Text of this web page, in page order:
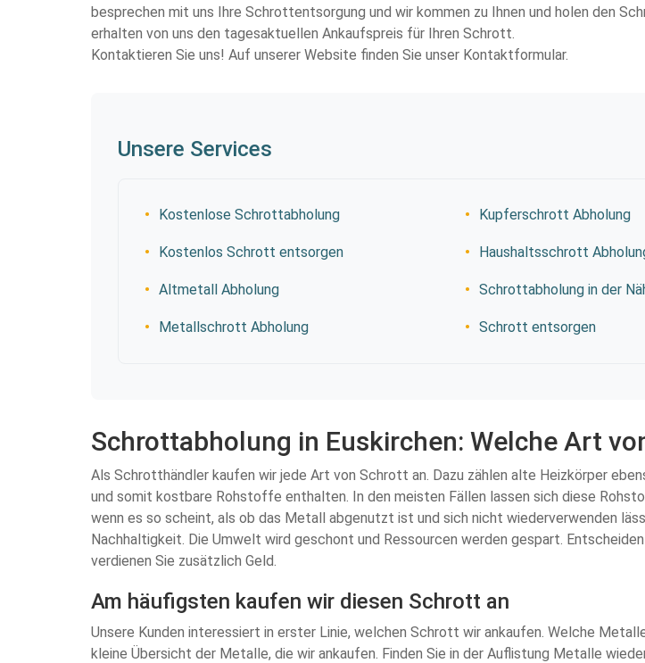
besprechen mit uns Ihre Schrottentsorgung und wir kommen zu Ihnen und holen den
erhalten von uns den tagesaktuellen Ankaufspreis für Ihren Schrott.
Kontaktieren Sie uns! Auf unserer Website finden Sie unser Kontaktformular.
Unsere Services
Kostenlose Schrottabholung
Kostenlos Schrott entsorgen
Altmetall Abholung
Metallschrott Abholung
Kupferschrott Abholung
Haushaltsschrott
Schrottabholung in der
Schrott entsorgen
Schrottabholung in Euskirchen: Welche Art
Als Schrotthändler kaufen wir jede Art von Schrott an. Dazu zählen alte Heizkörper
und somit kostbare Rohstoffe enthalten. In den meisten Fällen lassen sich diese
wenn es so scheint, als ob das Metall abgenutzt ist und sich nicht wiederverwenden
Nachhaltigkeit. Die Umwelt wird geschont und Ressourcen werden gespart.
verdienen Sie zusätzlich Geld.
Am häufigsten kaufen wir diesen Schrott an
Unsere Kunden interessiert in erster Linie, welchen Schrott wir ankaufen. Welche
kleine Übersicht der Metalle, die wir ankaufen. Finden Sie in der Auflistung Metalle